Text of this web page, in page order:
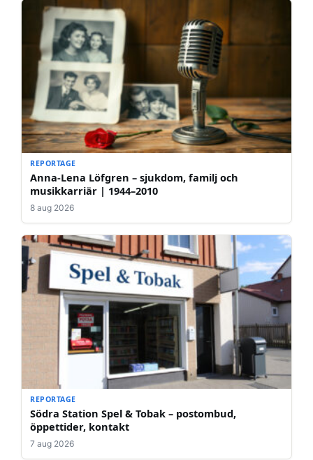
REPORTAGE
Anna-Lena Löfgren – sjukdom, familj och
musikkarriär | 1944–2010
8 aug 2026
REPORTAGE
Södra Station Spel & Tobak – postombud,
öppettider, kontakt
7 aug 2026